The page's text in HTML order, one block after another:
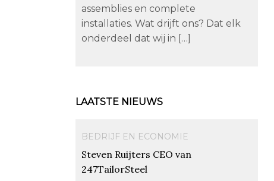
assemblies en complete
installaties. Wat drijft ons? Dat elk
onderdeel dat wij in […]
LAATSTE NIEUWS
BEDRIJF EN ECONOMIE
Steven Ruijters CEO van
247TailorSteel